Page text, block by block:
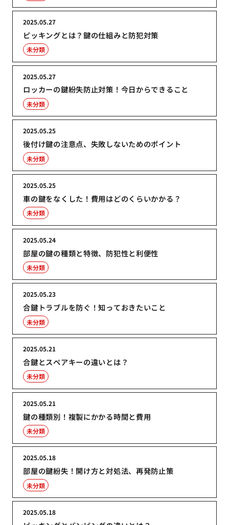
ピッキングとは？鍵の仕組みと防犯対策
2025.05.27
未分類
ロッカーの鍵紛失防止対策！今日からできること
2025.05.27
未分類
後付け鍵の注意点、失敗しないためのポイント
2025.05.25
未分類
車の鍵をなくした！費用はどのくらいかかる？
2025.05.25
未分類
部屋の鍵の種類と特徴、防犯性と利便性
2025.05.24
未分類
合鍵トラブルを防ぐ！知っておきたいこと
2025.05.23
未分類
合鍵とスペアキーの違いとは？
2025.05.21
未分類
鍵の種類別！複製にかかる時間と費用
2025.05.21
未分類
部屋の鍵紛失！開け方と対処法、再発防止策
2025.05.18
未分類
2025.05.18